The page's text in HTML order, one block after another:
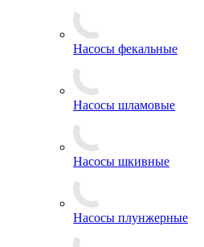
Насосы фекальные
Насосы шламовые
Насосы шкивные
Насосы плунжерные